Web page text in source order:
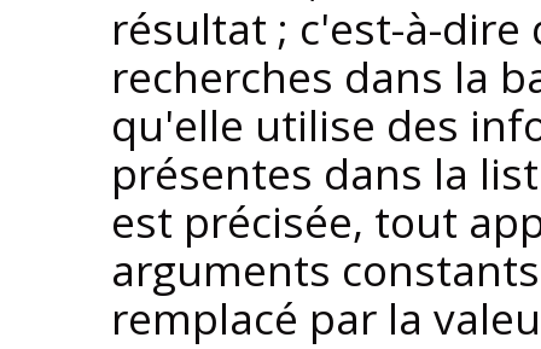
résultat ; c'est-à-
recherches dans la
qu'elle utilise des
présentes dans la
est précisée, tout
arguments
remplacé par la